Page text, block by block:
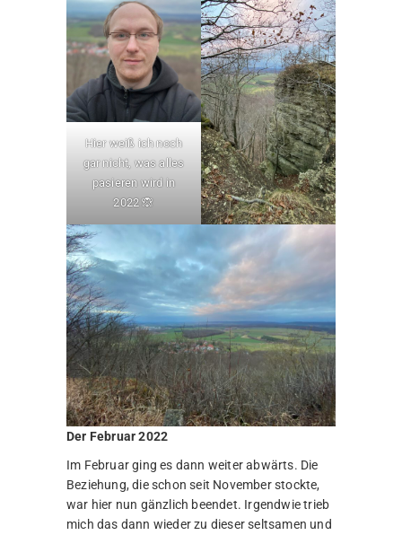
Hier weiß ich noch
gar nicht, was alles
pasieren wird in
2022 🙈
Der Februar 2022
Im Februar ging es dann weiter abwärts. Die
Beziehung, die schon seit November stockte,
war hier nun gänzlich beendet. Irgendwie trieb
mich das dann wieder zu dieser seltsamen und